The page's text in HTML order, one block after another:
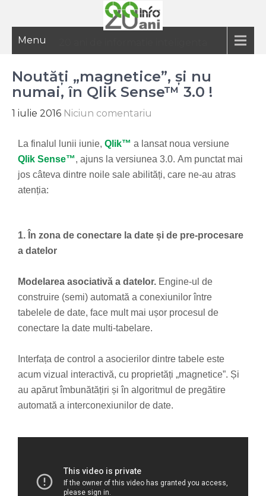
Menu
Noutăți „magnetice”, și nu
numai, în Qlik Sense™ 3.0 !
1 iulie 2016 Niciun comentariu
La finalul lunii iunie, Qlik™ a lansat noua versiune
Qlik Sense™, ajuns la versiunea 3.0. Am punctat mai
jos câteva dintre noile sale abilități, care ne-au atras
atenția:
1. În zona de conectare la date și de pre-procesare
a datelor
Modelarea asociativă a datelor. Engine-ul de
construire (semi) automată a conexiunilor între
tabelele de date, face mult mai ușor procesul de
conectare la date multi-tabelare.
Interfața de control a asocierilor dintre tabele este
acum vizual interactivă, cu proprietăți „magnetice”. Și
au apărut îmbunătățiri și în algoritmul de pregătire
automată a interconexiunilor de date.